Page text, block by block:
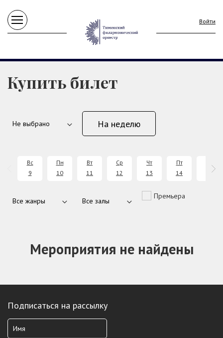
Войти
Купить билет
На неделю
Вс
9
Пн
10
Вт
11
Ср
12
Чт
13
Пт
14
15
Премьера
Мероприятия не найдены
Подписаться на рассылку